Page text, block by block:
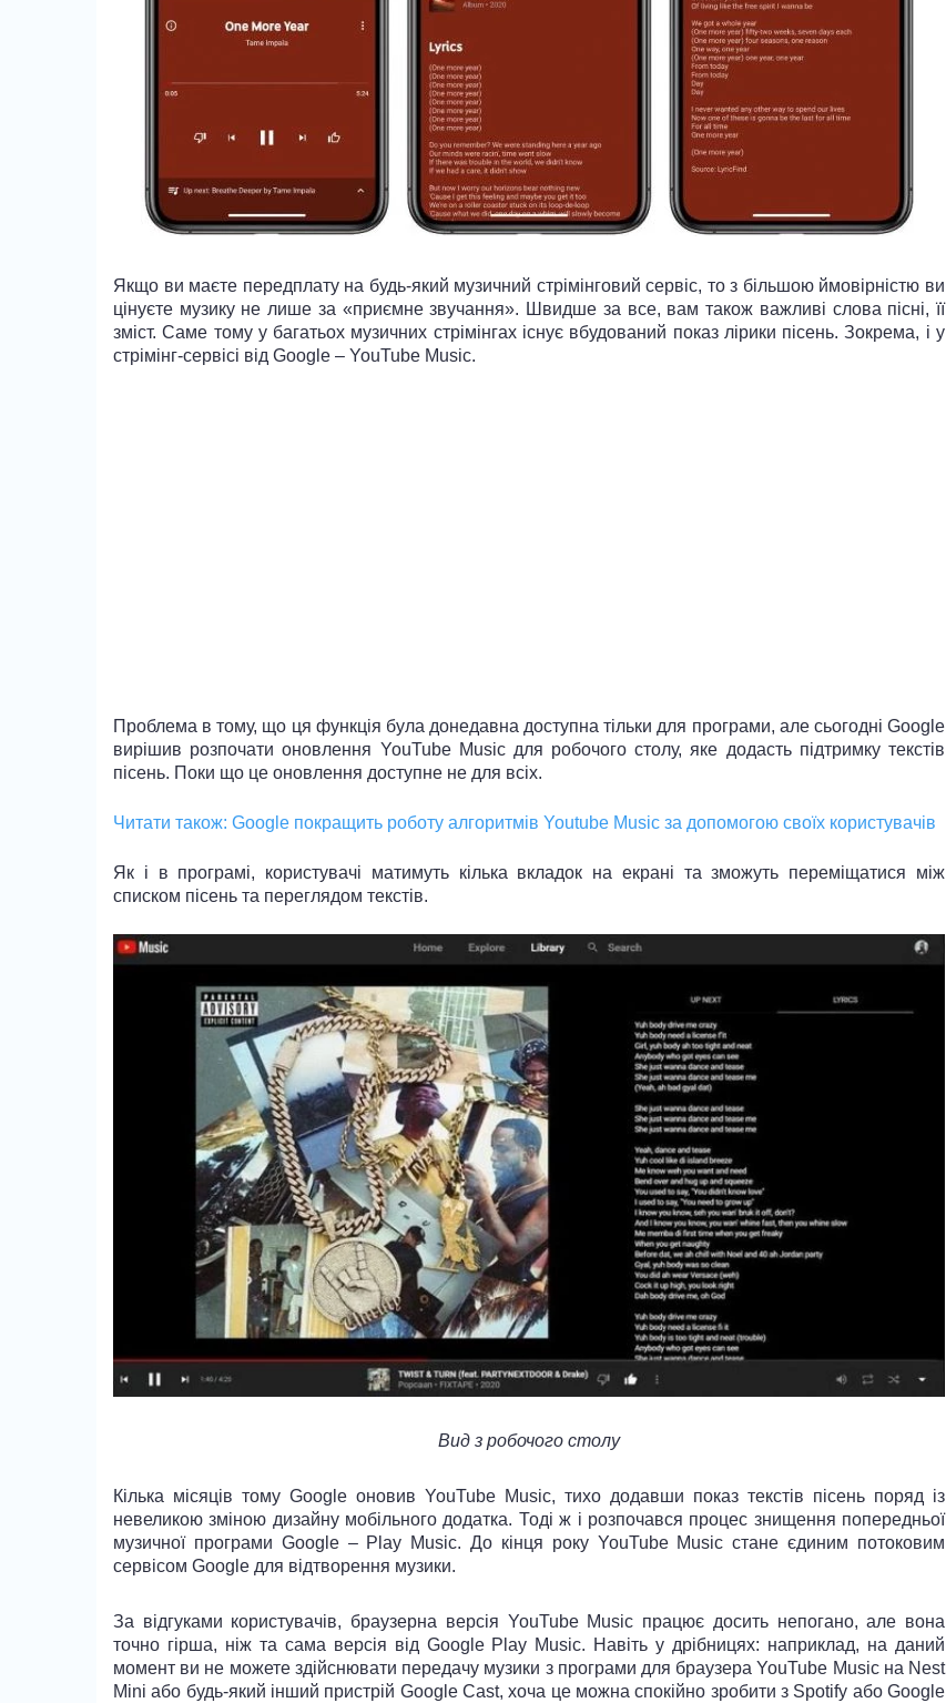
Якщо ви маєте передплату на будь-який музичний стрімінговий сервіс, то з більшою ймовірністю ви
цінуєте музику не лише за «приємне звучання». Швидше за все, вам також важливі слова пісні, її
зміст. Саме тому у багатьох музичних стрімінгах існує вбудований показ лірики пісень. Зокрема, і у
стрімінг-сервісі від Google – YouTube Music.
Проблема в тому, що ця функція була донедавна доступна тільки для програми, але сьогодні Google
вирішив розпочати оновлення YouTube Music для робочого столу, яке додасть підтримку текстів
пісень. Поки що це оновлення доступне не для всіх.
Читати також: Google покращить роботу алгоритмів Youtube Music за допомогою своїх користувачів
Як і в програмі, користувачі матимуть кілька вкладок на екрані та зможуть переміщатися між
списком пісень та переглядом текстів.
Вид з робочого столу
Кілька місяців тому Google оновив YouTube Music, тихо додавши показ текстів пісень поряд із
невеликою зміною дизайну мобільного додатка. Тоді ж і розпочався процес знищення попередньої
музичної програми Google – Play Music. До кінця року YouTube Music стане єдиним потоковим
сервісом Google для відтворення музики.
За відгуками користувачів, браузерна версія YouTube Music працює досить непогано, але вона
точно гірша, ніж та сама версія від Google Play Music. Навіть у дрібницях: наприклад, на даний
момент ви не можете здійснювати передачу музики з програми для браузера YouTube Music на Nest
Mini або будь-який інший пристрій Google Cast, хоча це можна спокійно зробити з Spotify або Google